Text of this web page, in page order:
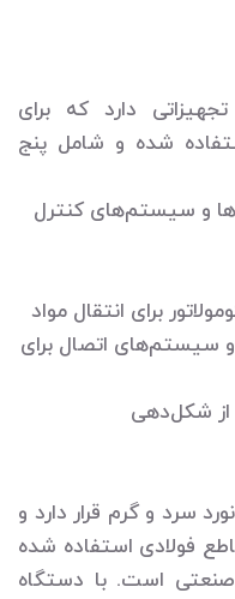
دارد که برای
شده و شامل پنج
ها و سیستم‌های کنترل
برای انتقال مواد
و سیستم‌های اتصال برای
از شکل‌دهی
سرد و گرم قرار دارد و
فولادی استفاده شده
صنعتی است. با دستگاه